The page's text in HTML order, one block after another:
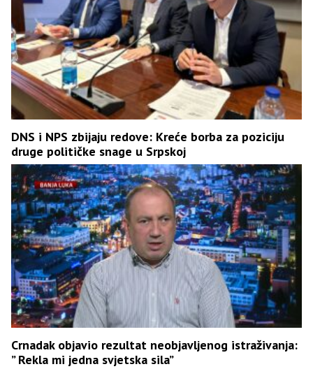
DNS i NPS zbijaju redove: Kreće borba za poziciju
druge političke snage u Srpskoj
Crnadak objavio rezultat neobjavljenog istraživanja:
” Rekla mi jedna svjetska sila”